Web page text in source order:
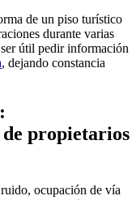
de un piso turístico
durante varias
ser útil pedir información
, dejando constancia
propietarios
ocupación de vía